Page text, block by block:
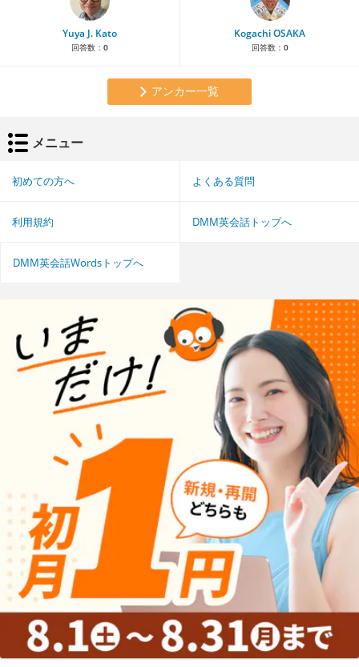
Yuya J. Kato
回答数： 0
Kogachi OSAKA
回答数： 0
アンカー一覧
メニュー
初めての方へ よくある質問
利用規約 DMM英会話トップへ
DMM英会話Wordsトップへ